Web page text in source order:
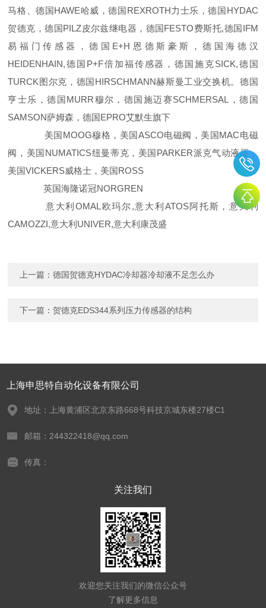
马格、德国HAWE哈威，德国REXROTH力士乐，德国HYDAC
贺德克，德国PILZ皮尔兹继电器，德国FESTO费斯托,德国IFM
易福门传感器，德国E+H恩德斯豪斯，德国海德汉
HEIDENHAIN,德国P+F倍加福传感器，德国施克SICK,德国
TURCK图尔克，德国HIRSCHMANN赫斯曼工业交换机。德国
亨士乐，德国MURR穆尔，德国施迈赛SCHMERSAL，德国
SAMSON萨姆森，德国EPRO艾默生旗下
美国MOOG穆格，美国ASCO电磁阀，美国MAC电磁
阀，美国NUMATICS纽曼蒂克，美国PARKER派克气动液压，
美国VICKERS威格士，美国ROSS
英国海隆诺冠NORGREN
意大利OMAL欧玛尔,意大利ATOS阿托斯，意大利
CAMOZZI,意大利UNIVER,意大利康茂盛
上一篇：德国贺德克HYDAC冷却器冷却液不足怎么办
下一篇：贺德克EDS344系列压力传感器的结构
上海申思特自动化设备有限公司
地址：上海黄浦区北京东路668号科技京城东楼27楼C1
邮箱：244322418@qq.com
传真：
关注我们
欢迎您关注我们的微信公众号
了解更多信息